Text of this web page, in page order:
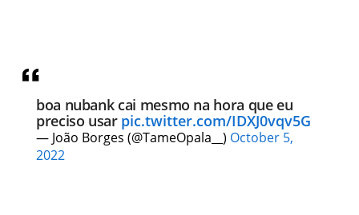
boa nubank cai mesmo na hora que eu
preciso usar pic.twitter.com/IDXJ0vqv5G
— João Borges (@TameOpala__) October 5,
2022